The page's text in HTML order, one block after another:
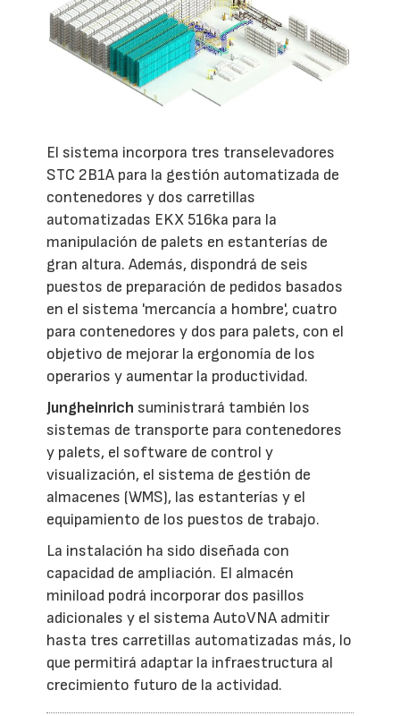
El sistema incorpora tres transelevadores
STC 2B1A para la gestión automatizada de
contenedores y dos carretillas
automatizadas EKX 516ka para la
manipulación de palets en estanterías de
gran altura. Además, dispondrá de seis
puestos de preparación de pedidos basados
en el sistema 'mercancía a hombre', cuatro
para contenedores y dos para palets, con el
objetivo de mejorar la ergonomía de los
operarios y aumentar la productividad.
Jungheinrich suministrará también los
sistemas de transporte para contenedores
y palets, el software de control y
visualización, el sistema de gestión de
almacenes (WMS), las estanterías y el
equipamiento de los puestos de trabajo.
La instalación ha sido diseñada con
capacidad de ampliación. El almacén
miniload podrá incorporar dos pasillos
adicionales y el sistema AutoVNA admitir
hasta tres carretillas automatizadas más, lo
que permitirá adaptar la infraestructura al
crecimiento futuro de la actividad.